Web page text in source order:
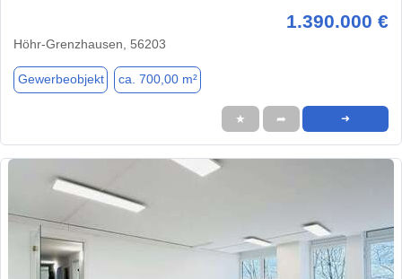
1.390.000 €
Höhr-Grenzhausen, 56203
Gewerbeobjekt ca. 700,00 m²
★ ➦ ➜